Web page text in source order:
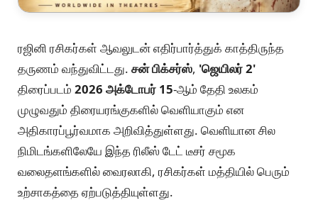
ரஜினி ரசிகர்கள் ஆவலுடன் எதிர்பார்த்துக் காத்திருந்த
தருணம் வந்துவிட்டது. சன் பிக்சர்ஸ், 'ஜெயிலர் 2'
திரைப்படம் 2026 அக்டோபர் 15-ஆம் தேதி உலகம்
முழுவதும் திரையரங்குகளில் வெளியாகும் என
அதிகாரப்பூர்வமாக அறிவித்துள்ளது. வெளியான சில
நிமிடங்களிலேயே இந்த ரிலீஸ் டேட் டீசர் சமூக
வலைதளங்களில் வைரலாகி, ரசிகர்கள் மத்தியில் பெரும்
உற்சாகத்தை ஏற்படுத்தியுள்ளது.